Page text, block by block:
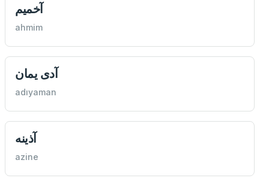
آخمیم
ahmim
آدی یمان
adıyaman
آذینه
azine